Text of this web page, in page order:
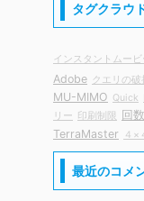
タグクラウ
インスタントムービ
Adobe クエリの破
MU-MIMO Quick
リー 印刷制限 回
TerraMaster ４×
最近のコメ